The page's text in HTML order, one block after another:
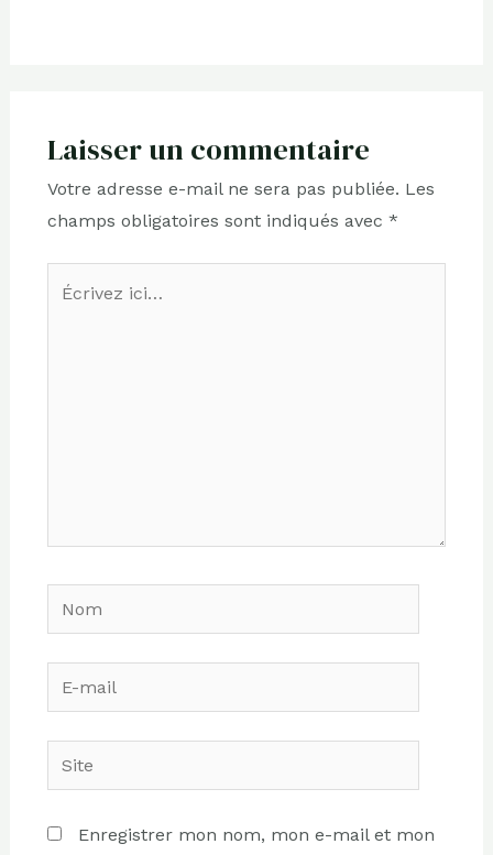
Laisser un commentaire
Votre adresse e-mail ne sera pas publiée. Les
champs obligatoires sont indiqués avec *
Nom
E-
mail
Site
Enregistrer mon nom, mon e-mail et mon